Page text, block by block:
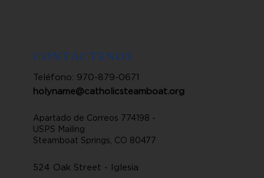
CONTÁCTENOS
Teléfono: 970-879-0671
holyname@catholicsteamboat.org
Apartado de Correos 774198 -
USPS Mailing
Steamboat Springs, CO 80477
524 Oak Street - Iglesia